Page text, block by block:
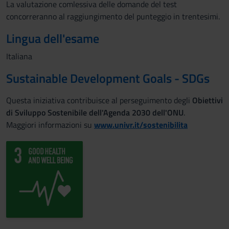
La valutazione comlessiva delle domande del test
concorreranno al raggiungimento del punteggio in trentesimi.
Lingua dell'esame
Italiana
Sustainable Development Goals - SDGs
Questa iniziativa contribuisce al perseguimento degli Obiettivi
di Sviluppo Sostenibile dell'Agenda 2030 dell'ONU.
Maggiori informazioni su www.univr.it/sostenibilita